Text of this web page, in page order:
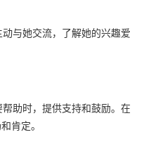
与她交流，了解她的兴趣爱
助时，提供支持和鼓励。在
肯定。